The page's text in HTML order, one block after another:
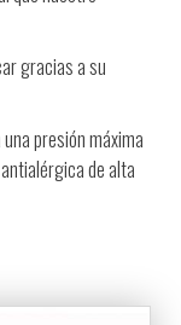
gracias a su
presión máxima
de alta